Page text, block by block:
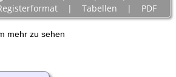
| Tabellen | PDF
mehr zu sehen